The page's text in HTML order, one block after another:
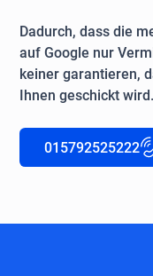
Dadurch, dass die
auf Google nur
keiner garantieren,
Ihnen geschickt wird.
015792525222